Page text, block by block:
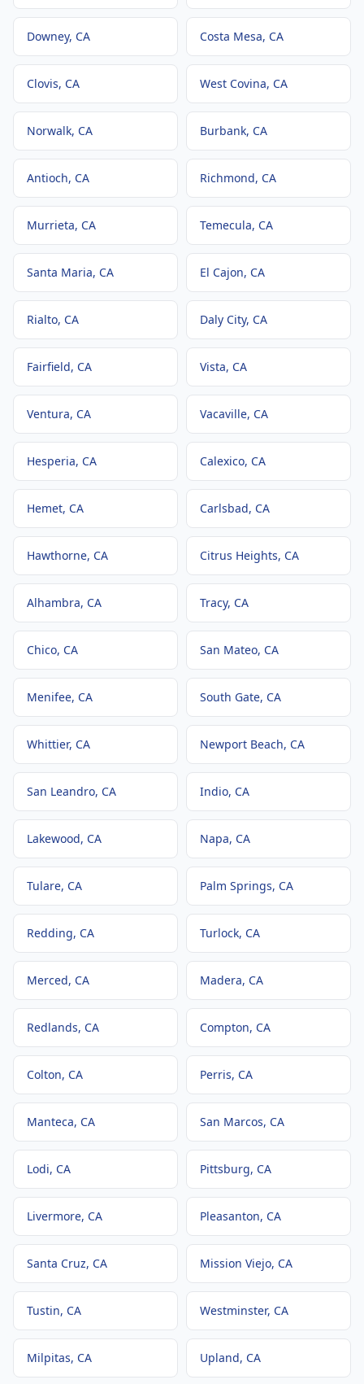
Downey, CA Costa Mesa, CA
Clovis, CA West Covina, CA
Norwalk, CA Burbank, CA
Antioch, CA Richmond, CA
Murrieta, CA Temecula, CA
Santa Maria, CA El Cajon, CA
Rialto, CA Daly City, CA
Fairfield, CA Vista, CA
Ventura, CA Vacaville, CA
Hesperia, CA Calexico, CA
Hemet, CA Carlsbad, CA
Hawthorne, CA Citrus Heights, CA
Alhambra, CA Tracy, CA
Chico, CA San Mateo, CA
Menifee, CA South Gate, CA
Whittier, CA Newport Beach, CA
San Leandro, CA Indio, CA
Lakewood, CA Napa, CA
Tulare, CA Palm Springs, CA
Redding, CA Turlock, CA
Merced, CA Madera, CA
Redlands, CA Compton, CA
Colton, CA Perris, CA
Manteca, CA San Marcos, CA
Lodi, CA Pittsburg, CA
Livermore, CA Pleasanton, CA
Santa Cruz, CA Mission Viejo, CA
Tustin, CA Westminster, CA
Milpitas, CA Upland, CA